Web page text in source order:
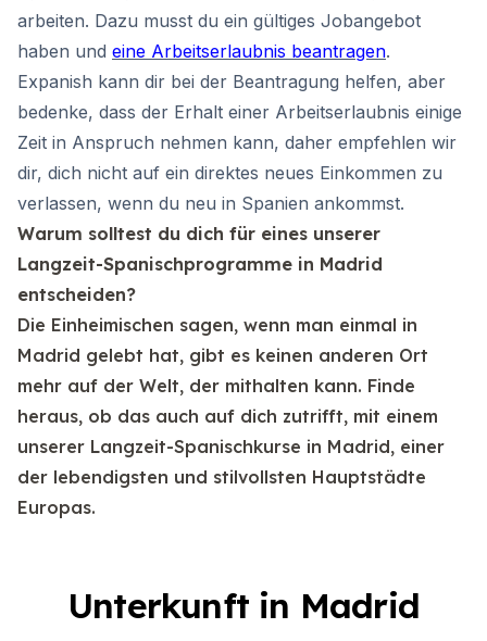
arbeiten. Dazu musst du ein gültiges Jobangebot
haben und eine Arbeitserlaubnis beantragen.
Expanish kann dir bei der Beantragung helfen, aber
bedenke, dass der Erhalt einer Arbeitserlaubnis einige
Zeit in Anspruch nehmen kann, daher empfehlen wir
dir, dich nicht auf ein direktes neues Einkommen zu
verlassen, wenn du neu in Spanien ankommst.
Warum solltest du dich für eines unserer
Langzeit-Spanischprogramme in Madrid
entscheiden?
Die Einheimischen sagen, wenn man einmal in
Madrid gelebt hat, gibt es keinen anderen Ort
mehr auf der Welt, der mithalten kann. Finde
heraus, ob das auch auf dich zutrifft, mit einem
unserer Langzeit-Spanischkurse in Madrid, einer
der lebendigsten und stilvollsten Hauptstädte
Europas.
Unterkunft in Madrid